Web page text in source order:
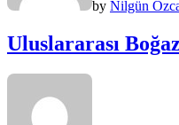
by Nilgün
Uluslararası